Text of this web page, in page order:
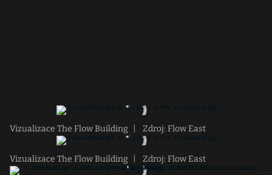
Vizualizace The Flow Building Zdroj: Flow East
Vizualizace The Flow Building Zdroj: Flow East